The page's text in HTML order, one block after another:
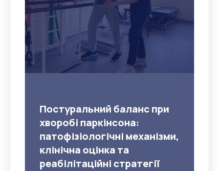
Постуральний баланс при
хворобі паркінсона:
патофізіологічні механізми,
клінічна оцінка та
реабілітаційні стратегії